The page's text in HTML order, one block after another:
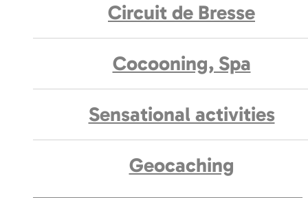
Circuit de Bresse
Cocooning, Spa
Sensational activities
Geocaching